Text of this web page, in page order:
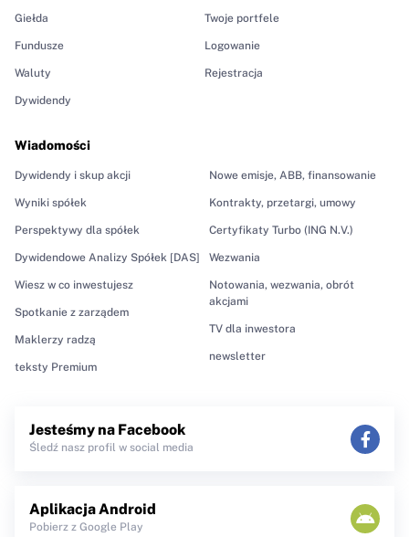
Giełda
Fundusze
Waluty
Dywidendy
Wiadomości
Dywidendy i skup akcji
Wyniki spółek
Perspektywy dla spółek
Dywidendowe Analizy Spółek [DAS]
Wiesz w co inwestujesz
Spotkanie z zarządem
Maklerzy radzą
teksty Premium
Nowe emisje, ABB, finansowanie
Kontrakty, przetargi, umowy
Certyfikaty Turbo (ING N.V.)
Wezwania
Notowania, wezwania, obrót
akcjami
TV dla inwestora
newsletter
Twoje portfele
Logowanie
Rejestracja
Jesteśmy na Facebook
Śledź nasz profil w social media
Aplikacja Android
Pobierz z Google Play